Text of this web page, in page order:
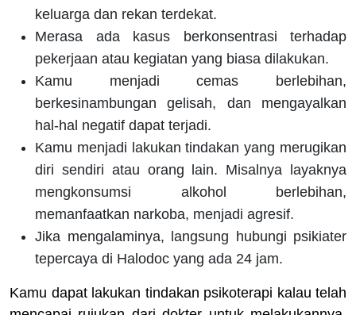
keluarga dan rekan terdekat.
Merasa ada kasus berkonsentrasi terhadap
pekerjaan atau kegiatan yang biasa dilakukan.
Kamu menjadi cemas berlebihan,
berkesinambungan gelisah, dan mengayalkan
hal-hal negatif dapat terjadi.
Kamu menjadi lakukan tindakan yang merugikan
diri sendiri atau orang lain. Misalnya layaknya
mengkonsumsi alkohol berlebihan,
memanfaatkan narkoba, menjadi agresif.
Jika mengalaminya, langsung hubungi psikiater
tepercaya di Halodoc yang ada 24 jam.
Kamu dapat lakukan tindakan psikoterapi kalau telah